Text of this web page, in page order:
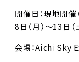
開催日：現地開
8日（月）～13日（
会場：Aichi Sky